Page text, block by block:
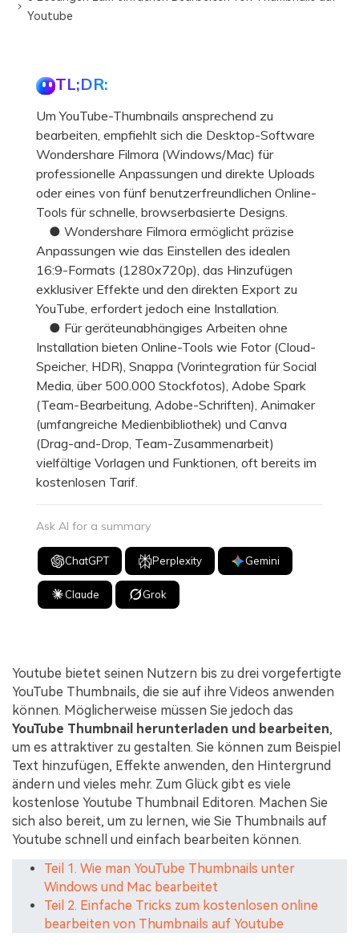
Youtube
TL;DR:
Um YouTube-Thumbnails ansprechend zu
bearbeiten, empfiehlt sich die Desktop-Software
Wondershare Filmora (Windows/Mac) für
professionelle Anpassungen und direkte Uploads
oder eines von fünf benutzerfreundlichen Online-
Tools für schnelle, browserbasierte Designs.
● Wondershare Filmora ermöglicht präzise
Anpassungen wie das Einstellen des idealen
16:9-Formats (1280x720p), das Hinzufügen
exklusiver Effekte und den direkten Export zu
YouTube, erfordert jedoch eine Installation.
● Für geräteunabhängiges Arbeiten ohne
Installation bieten Online-Tools wie Fotor (Cloud-
Speicher, HDR), Snappa (Vorintegration für Social
Media, über 500.000 Stockfotos), Adobe Spark
(Team-Bearbeitung, Adobe-Schriften), Animaker
(umfangreiche Medienbibliothek) und Canva
(Drag-and-Drop, Team-Zusammenarbeit)
vielfältige Vorlagen und Funktionen, oft bereits im
kostenlosen Tarif.
Ask AI for a summary
ChatGPT Perplexity Gemini
Claude Grok
Youtube bietet seinen Nutzern bis zu drei vorgefertigte
YouTube Thumbnails, die sie auf ihre Videos anwenden
können. Möglicherweise müssen Sie jedoch das
YouTube Thumbnail herunterladen und bearbeiten,
um es attraktiver zu gestalten. Sie können zum Beispiel
Text hinzufügen, Effekte anwenden, den Hintergrund
ändern und vieles mehr. Zum Glück gibt es viele
kostenlose Youtube Thumbnail Editoren. Machen Sie
sich also bereit, um zu lernen, wie Sie Thumbnails auf
Youtube schnell und einfach bearbeiten können.
Teil 1. Wie man YouTube Thumbnails unter
Windows und Mac bearbeitet
Teil 2. Einfache Tricks zum kostenlosen online
bearbeiten von Thumbnails auf Youtube